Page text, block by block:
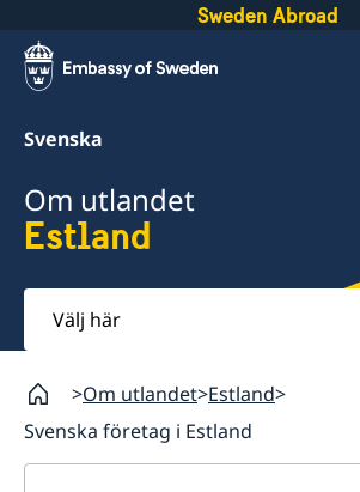
Sweden Abroad
Svenska
Om utlandet
Estland
Välj
här
Om utlandet Estland
Svenska företag i Estland